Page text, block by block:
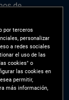
de
Rating
destinada
por terceros
personalizar
a redes sociales
el uso de las
cookies" o
las cookies en
permitir,
más información,